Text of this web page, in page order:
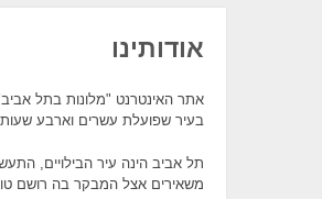
אודותינו
בעיר שפועלת עשרים וארבע
תל אביב הינה עיר הבילויים,
משאירים אצל המבקר בה רושם